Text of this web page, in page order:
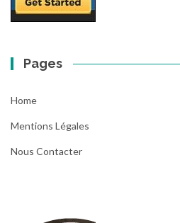
Pages
Home
Mentions Légales
Nous Contacter